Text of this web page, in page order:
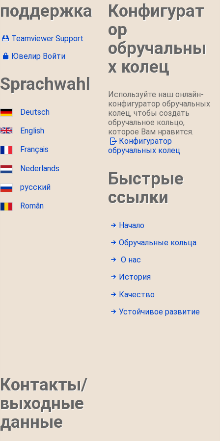
поддержка
Teamviewer Support
Ювелир Войти
Sprachwahl
Deutsch
English
Français
Nederlands
русский
Român
Конфигурат
ор
обручальны
х колец
Используйте наш онлайн-
конфигуратор обручальных
колец, чтобы создать
обручальное кольцо,
которое Вам нравится.
Конфигуратор
обручальных колец
Быстрые
ссылки
Начало
Обручальные кольца
О нас
История
Качество
Устойчивое развитие
Контакты/
выходные
данные